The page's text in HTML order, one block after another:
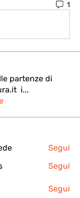
1
partenze di
i...
Segui
Segui
Segui